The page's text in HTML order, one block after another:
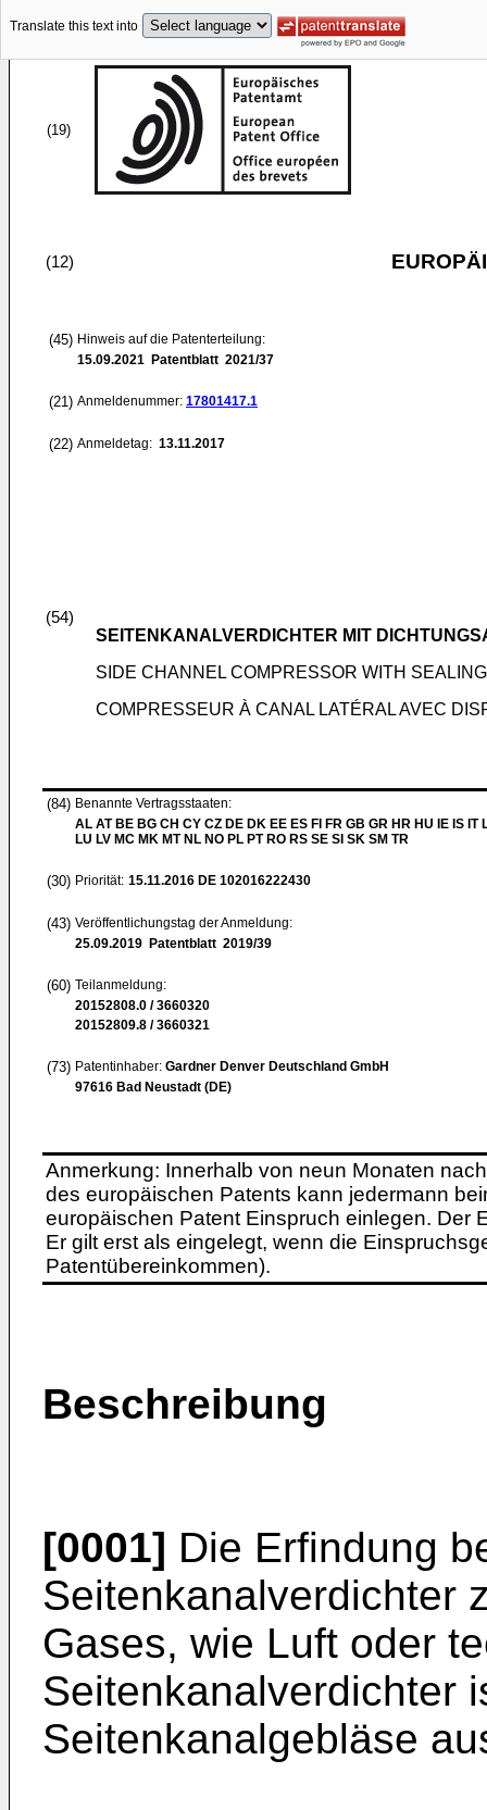
Translate this text into
(19)
(12)
(45) Hinweis auf die Patenterteilung:
15.09.2021 Patentblatt 2021/37
(21) Anmeldenummer: 17801417.1
(22) Anmeldetag: 13.11.2017
(54)
SEITENKANALVERDICHTER MIT
SIDE CHANNEL COMPRESSOR WITH
COMPRESSEUR À CANAL LATÉRAL AVEC
(84) Benannte Vertragsstaaten:
AL AT BE BG CH CY CZ DE DK EE ES FI FR GB GR HR HU IE IS IT
LU LV MC MK MT NL NO PL PT RO RS SE SI SK SM TR
(30) Priorität: 15.11.2016 DE 102016222430
(43) Veröffentlichungstag der Anmeldung:
25.09.2019 Patentblatt 2019/39
(60) Teilanmeldung:
20152808.0 / 3660320
20152809.8 / 3660321
(73) Patentinhaber: Gardner Denver Deutschland GmbH
97616 Bad Neustadt (DE)
Anmerkung: Innerhalb von neun Monaten
des europäischen Patents kann jedermann
europäischen Patent Einspruch einlegen. Der
Er gilt erst als eingelegt, wenn die
Patentübereinkommen).
Beschreibung
[0001] Die Erfindung
Seitenkanalverdichter
Gases, wie Luft oder
Seitenkanalverdichter
Seitenkanalgebläse